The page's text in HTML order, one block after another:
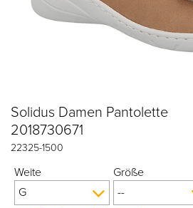
Solidus Damen Pantolette
2018730671
22325-1500
Weite Größe